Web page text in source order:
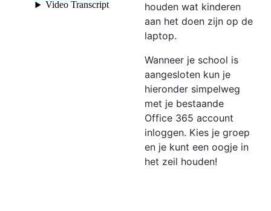
houden wat kinderen
aan het doen zijn op de
laptop.
Wanneer je school is
aangesloten kun je
hieronder simpelweg
met je bestaande
Office 365 account
inloggen. Kies je groep
en je kunt een oogje in
het zeil houden!